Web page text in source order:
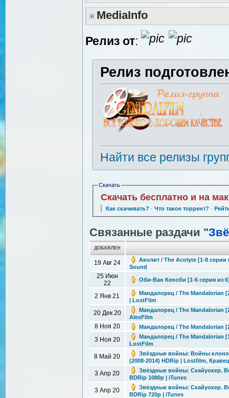
MediaInfo
Релиз от:
Релиз
Найти все релизы
Скачать
Скачать бесплатно и на
Как скачивать? · Что такое торрент? ·
Связанные раздачи "
ДОБАВЛЕН
19 Авг 24
Аколит / The Acolyte [1-8 серии
Sound
25 Июн
22
Оби-Ван Кеноби [1-6 серия из
2 Янв 21
Мандалорец / The Mandalorian
| LostFilm
20 Дек 20
Мандалорец / The Mandalorian
AlexFilm
8 Ноя 20 Мандалорец / The Mandalorian
3 Ноя 20
Мандалорец / The Mandalorian
LostFilm
8 Май 20
Звёздные войны: Войны
(2008-2014) HDRip | Lostfilm,
3 Апр 20
Звёздные войны: Скайуокер.
BDRip 1080p | iTunes
3 Апр 20
Звёздные войны: Скайуокер.
BDRip 720p | iTunes